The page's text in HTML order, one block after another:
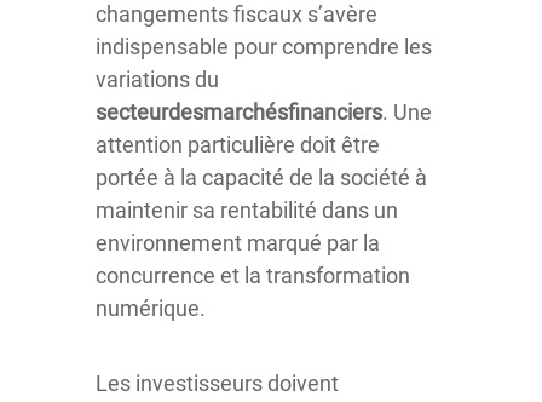
changements fiscaux s’avère
indispensable pour comprendre les
variations du
secteurdesmarchésfinanciers. Une
attention particulière doit être
portée à la capacité de la société à
maintenir sa rentabilité dans un
environnement marqué par la
concurrence et la transformation
numérique.
Les investisseurs doivent